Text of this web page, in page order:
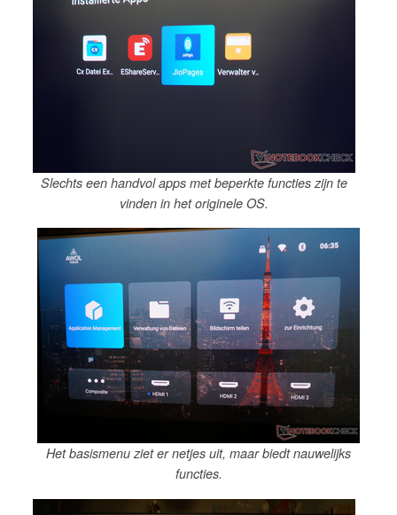
Slechts een handvol apps met beperkte functies zijn te
vinden in het originele OS.
Het basismenu ziet er netjes uit, maar biedt nauwelijks
functies.